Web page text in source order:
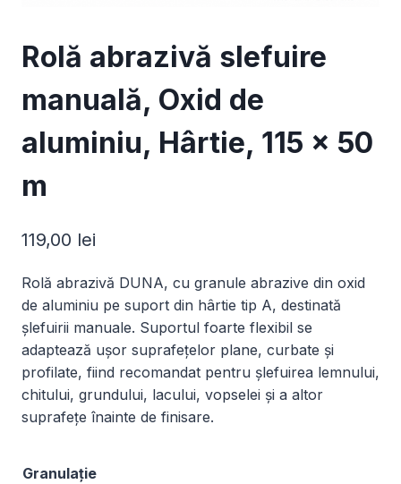
Rolă abrazivă slefuire
manuală, Oxid de
aluminiu, Hârtie, 115 × 50
m
119,00 lei
Rolă abrazivă DUNA, cu granule abrazive din oxid
de aluminiu pe suport din hârtie tip A, destinată
șlefuirii manuale. Suportul foarte flexibil se
adaptează ușor suprafețelor plane, curbate și
profilate, fiind recomandat pentru șlefuirea lemnului,
chitului, grundului, lacului, vopselei și a altor
suprafețe înainte de finisare.
Granulație